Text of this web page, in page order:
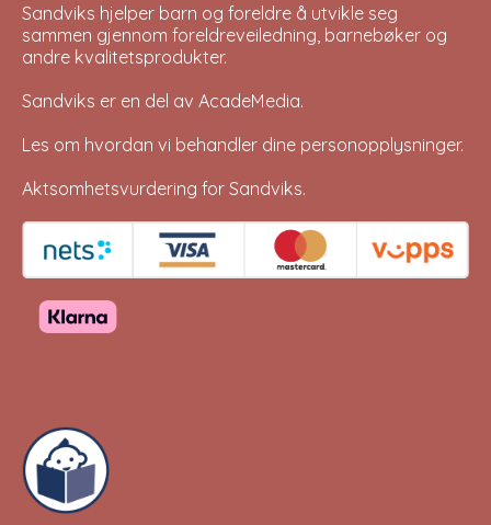
Sandviks hjelper barn og foreldre å utvikle seg
sammen gjennom foreldreveiledning, barnebøker og
andre kvalitetsprodukter.
Sandviks er en del av AcadeMedia.
Les om hvordan vi behandler dine personopplysninger.
Aktsomhetsvurdering for Sandviks.